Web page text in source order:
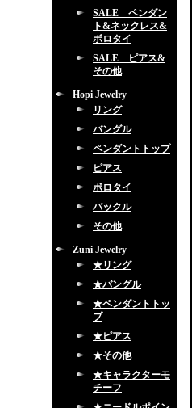
SALE ペンダン
ト&ネックレス&
ボロタイ
SALE ピアス&
その他
Hopi Jewelry
リング
バングル
ペンダントトップ
ピアス
ボロタイ
バックル
その他
Zuni Jewelry
★リング
★バングル
★ペンダントトッ
プ
★ピアス
★その他
★キャラクターモ
チーフ